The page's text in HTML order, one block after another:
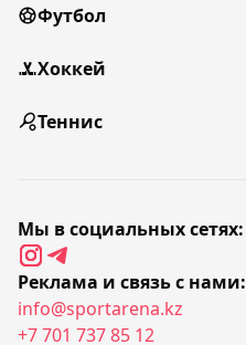
Футбол
Хоккей
Теннис
Мы в социальных сетях:
Реклама и связь с нами:
info@sportarena.kz
+7 701 737 85 12